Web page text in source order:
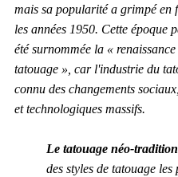
mais sa popularité a grimpé en
les années 1950. Cette époque
été surnommée la «
tatouage », car l'industrie du
connu des changements
et technologiques massifs.
Le tatouage néo-
des styles de tatouage les